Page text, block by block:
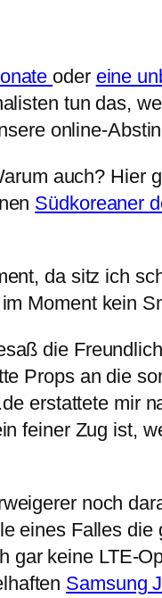
oder eine
tun das,
online-
auch? Hier
Südkoreaner
da sitz ich
Moment kein
die
Props an die
erstattete mir
feiner Zug ist,
noch
eines Falles die
keine LTE-
Samsung